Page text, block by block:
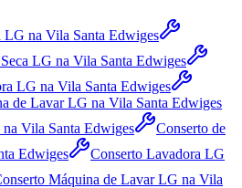
LG na Vila Santa Edwiges
LG na Vila Santa Edwiges
LG na Vila Santa Edwiges
de Lavar LG na Vila Santa Edwiges
na Vila Santa Edwiges
Conserto de
Edwiges
Conserto Lavadora LG
Máquina de Lavar LG na Vila